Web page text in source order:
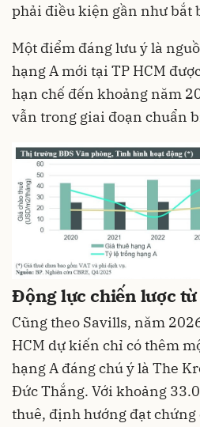
phải điều kiện gần như bắt
Một điểm đáng lưu ý là
hạng A mới tại TP HCM
hạn chế đến khoảng năm
vẫn trong giai đoạn chuẩn
Động lực chiến lược từ
Cũng theo Savills, năm
HCM dự kiến chỉ có thêm
hạng A đáng chú ý là The
Đức Thắng. Với khoảng
thuê, định hướng đạt chứng